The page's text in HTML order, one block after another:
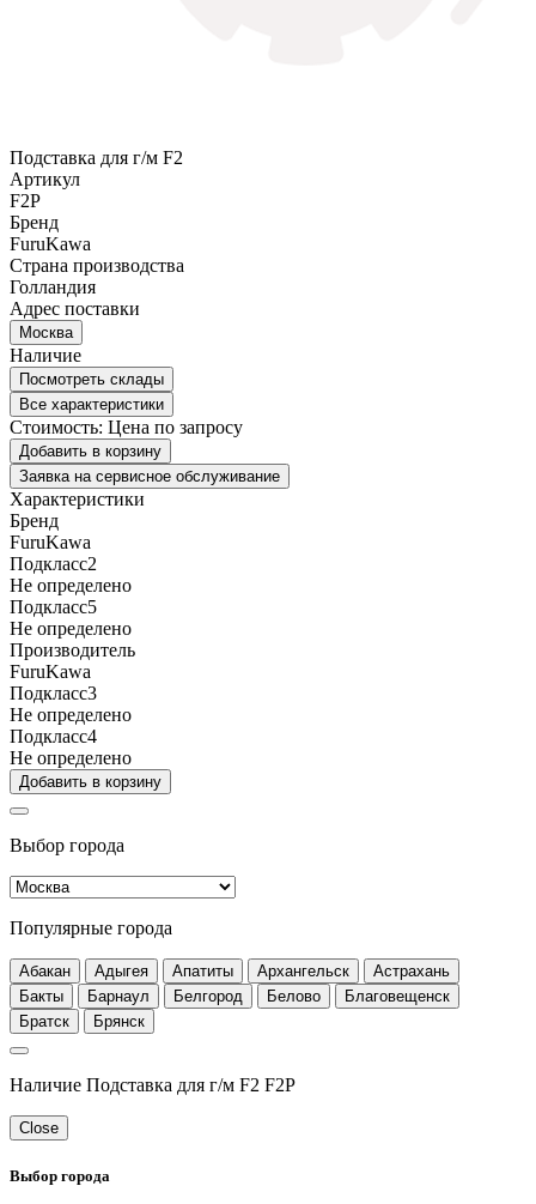
Подставка для г/м F2
Артикул
F2P
Бренд
FuruKawa
Страна производства
Голландия
Адрес поставки
Москва
Наличие
Посмотреть склады
Все характеристики
Стоимость: Цена по запросу
Добавить в корзину
Заявка на сервисное обслуживание
Характеристики
Бренд
FuruKawa
Подкласс2
Не определено
Подкласс5
Не определено
Производитель
FuruKawa
Подкласс3
Не определено
Подкласс4
Не определено
Добавить в корзину
Выбор города
Популярные города
Абакан Адыгея Апатиты Архангельск
Астрахань
Бакты
Барнаул Белгород Белово
Благовещенск
Братск
Брянск
Наличие Подставка для г/м F2 F2P
Close
Выбор города